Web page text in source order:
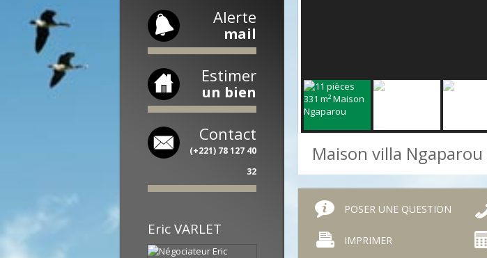
Alerte
mail
Estimer
un bien
Contact
(+221) 78 127 40
32
EricVARLET
Maison villa Ngaparou
POSER UNE QUESTION
IMPRIMER